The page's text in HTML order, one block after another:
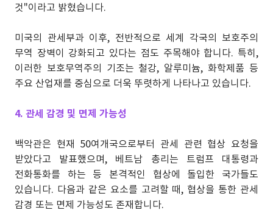
것"이라고 밝혔습니다.
미국의 관세부과 이후, 전반적으로 세계 각국의 보호주의
무역 장벽이 강화되고 있다는 점도 주목해야 합니다. 특히,
이러한 보호무역주의 기조는 철강, 알루미늄, 화학제품 등
주요 산업재를 중심으로 더욱 뚜렷하게 나타나고 있습니다.
4. 관세 감경 및 면제 가능성
백악관은 현재 50여개국으로부터 관세 관련 협상 요청을
받았다고 발표했으며, 베트남 총리는 트럼프 대통령과
전화통화를 하는 등 본격적인 협상에 돌입한 국가들도
있습니다. 다음과 같은 요소를 고려할 때, 협상을 통한 관세
감경 또는 면제 가능성도 존재합니다.